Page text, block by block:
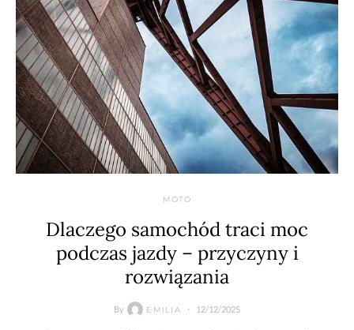
MOTO
Dlaczego samochód traci moc
podczas jazdy – przyczyny i
rozwiązania
By EMILIA 12/12/2025